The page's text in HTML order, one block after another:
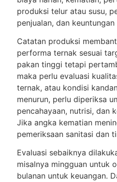
produksi telur atau susu,
penjualan, dan keuntungan
Catatan produksi
performa ternak sesuai
pakan tinggi tetapi
maka perlu evaluasi
ternak, atau kondisi
menurun, perlu diperiksa
pencahayaan, nutrisi, dan
Jika angka kematian
pemeriksaan sanitasi dan
Evaluasi sebaiknya
misalnya mingguan untuk
bulanan untuk keuangan.